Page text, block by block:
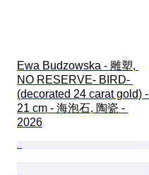
Ewa Budzowska - 雕塑,
NO RESERVE- BIRD-
(decorated 24 carat gold) -
21 cm - 海泡石, 陶瓷 -
2026